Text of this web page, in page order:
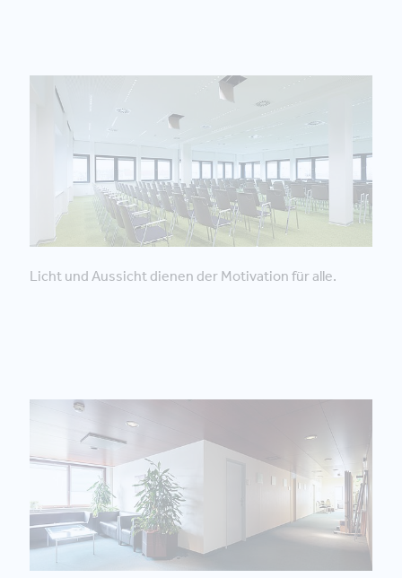
Licht und Aussicht dienen der Motivation für alle.